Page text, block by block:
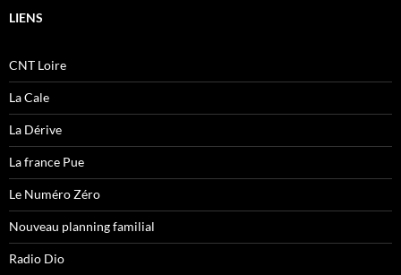
LIENS
CNT Loire
La Cale
La Dérive
La france Pue
Le Numéro Zéro
Nouveau planning familial
Radio Dio